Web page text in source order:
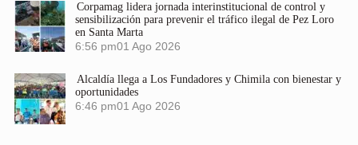
Corpamag lidera jornada interinstitucional de control y
sensibilización para prevenir el tráfico ilegal de Pez Loro
en Santa Marta
6:56 pm01 Ago 2026
Alcaldía llega a Los Fundadores y Chimila con bienestar y
oportunidades
6:46 pm01 Ago 2026